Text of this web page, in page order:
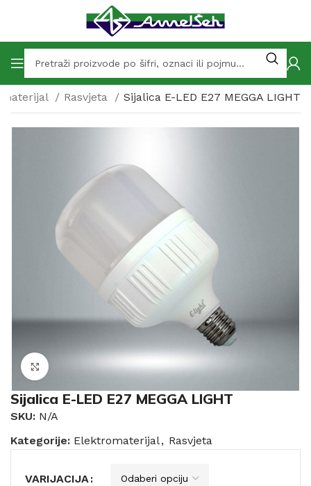
Rasvjeta Sijalica E-LED E27 MEGGA LIGHT
Click to enlarge
Sijalica E-LED E27 MEGGA LIGHT
SKU: N/A
Kategorije: Elektromaterijal, Rasvjeta
VARIJACIJA